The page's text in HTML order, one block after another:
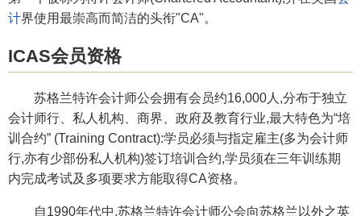
计界使用最崇高而简洁的头衔"CA"。
ICAS会员资格
苏格兰特许会计师公会拥有会员约16,000人,分布于独立
会计师行、私人机构、商界、政府及教育行业,最大特色为“培
训合约” (Training Contract):学员必须与指定雇主(多为会计师
行,亦有少部份私人机构)签订培训合约,学员须在三年训练期
内完成考试及多项要求方能取得CA资格。
自1990年代中,苏格兰特许会计师公会向苏格兰以外之英